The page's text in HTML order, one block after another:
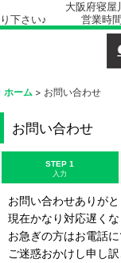
大阪府寝屋川市に
り下さい♪ 営業時間
ホーム > お問い合わせ
お問い合わせ
STEP 1
入力
お問い合わせありがと
現在かなり対応遅くな
お急ぎの方はお電話
ご迷惑おかけし申し